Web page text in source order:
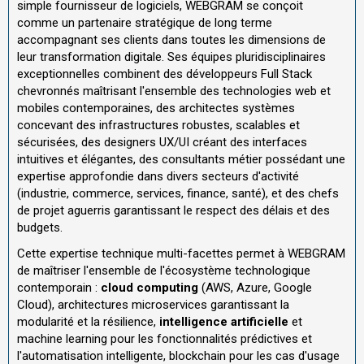
simple fournisseur de logiciels, WEBGRAM se conçoit
comme un partenaire stratégique de long terme
accompagnant ses clients dans toutes les dimensions de
leur transformation digitale. Ses équipes pluridisciplinaires
exceptionnelles combinent des développeurs Full Stack
chevronnés maîtrisant l'ensemble des technologies web et
mobiles contemporaines, des architectes systèmes
concevant des infrastructures robustes, scalables et
sécurisées, des designers UX/UI créant des interfaces
intuitives et élégantes, des consultants métier possédant une
expertise approfondie dans divers secteurs d'activité
(industrie, commerce, services, finance, santé), et des chefs
de projet aguerris garantissant le respect des délais et des
budgets.
Cette expertise technique multi-facettes permet à WEBGRAM
de maîtriser l'ensemble de l'écosystème technologique
contemporain : cloud computing (AWS, Azure, Google
Cloud), architectures microservices garantissant la
modularité et la résilience, intelligence artificielle et
machine learning pour les fonctionnalités prédictives et
l'automatisation intelligente, blockchain pour les cas d'usage